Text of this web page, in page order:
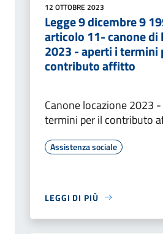
12 OTTOBRE 2023
Legge 9 dicembre 9
articolo 11- canone di
2023 - aperti i termini
contributo affitto
Canone locazione 2023
termini per il contributo
Assistenza sociale
LEGGI DI PIÙ